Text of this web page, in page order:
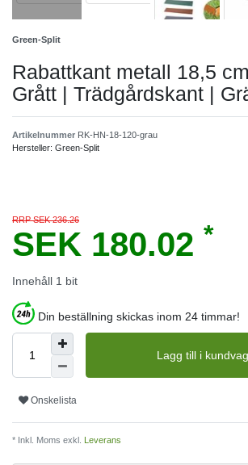
Green-Split
Rabattkant metall 18,5
Grått | Trädgårdskant |
Artikelnummer RK-HN-18-120-grau
Hersteller: Green-Split
RRP SEK 236.26
SEK 180.02 *
Innehåll 1 bit
Din beställning skickas inom 24 timmar!
Lagg till i
Onskelista
* Inkl. Moms exkl. Leverans